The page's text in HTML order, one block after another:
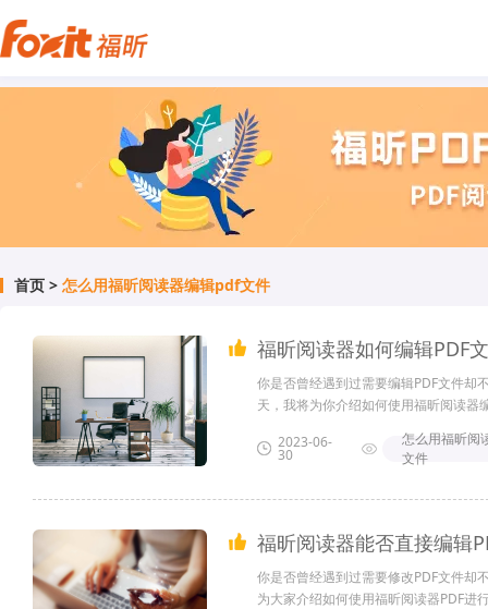
首页 > 怎么用福昕阅读器编辑pdf文件
福昕阅读器如何编辑PDF
你是否曾经遇到过需要编辑PDF文件却
天，我将为你介绍如何使用福昕阅读器
2023-06-
30
怎么用福昕阅
文件
福昕阅读器能否直接编辑
你是否曾经遇到过需要修改PDF文件却
为大家介绍如何使用福昕阅读器PDF进